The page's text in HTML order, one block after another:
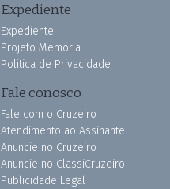
Expediente
Expediente
Projeto Memória
Política de Privacidade
Fale conosco
Fale com o Cruzeiro
Atendimento ao Assinante
Anuncie no Cruzeiro
Anuncie no ClassiCruzeiro
Publicidade Legal